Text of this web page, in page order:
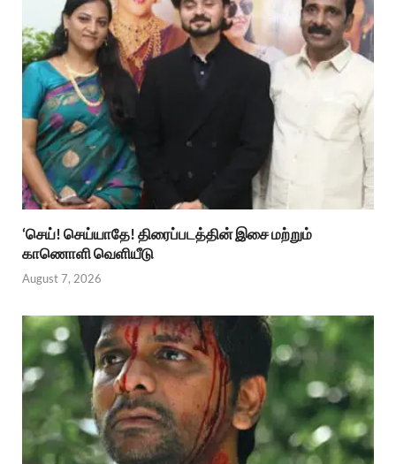
‘செய்! செய்யாதே! திரைப்படத்தின் இசை மற்றும்
காணொளி வெளியீடு
August 7, 2026